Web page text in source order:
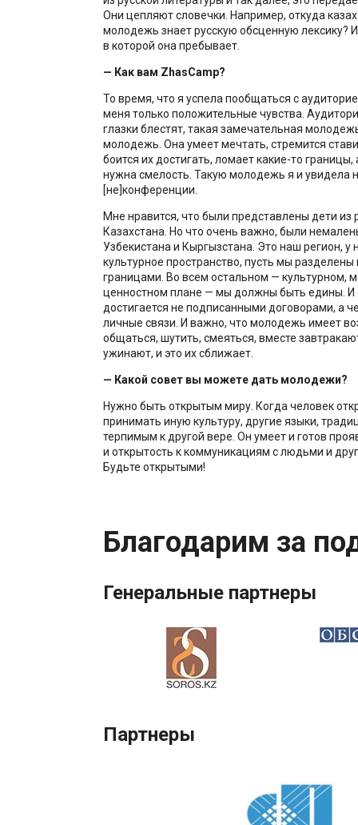
Они цепляют словечки. Например, откуда
молодежь знает русскую обсценную лексику?
в которой она пребывает.
— Как вам ZhasCamp?
То время, что я успела пообщаться с
меня только положительные чувства.
глазки блестят, такая замечательная
молодежь. Она умеет мечтать, стремится
боится их достигать, ломает какие-то границы,
нужна смелость. Такую молодежь я и увидела
[не]конференции.
Мне нравится, что были представлены дети из
Казахстана. Но что очень важно, были
Узбекистана и Кыргызстана. Это наш регион, у
культурное пространство, пусть мы
границами. Во всем остальном — культурном,
ценностном плане — мы должны быть едины. И
достигается не подписанными договорами, а
личные связи. И важно, что молодежь имеет
общаться, шутить, смеяться, вместе
ужинают, и это их сближает.
— Какой совет вы можете дать молодежи?
Нужно быть открытым миру. Когда человек
принимать иную культуру, другие языки,
терпимым к другой вере. Он умеет и готов
и открытость к коммуникациям с людьми и
Будьте открытыми!
Благодарим за
Генеральные партнеры
Партнеры